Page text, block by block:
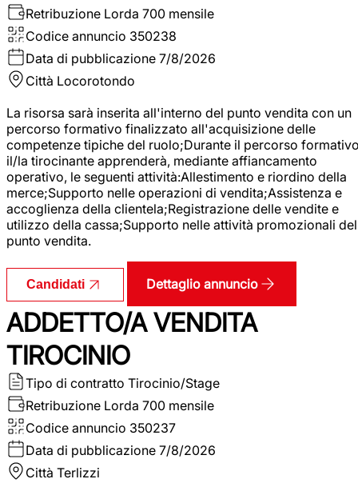
Retribuzione Lorda 700 mensile
Codice annuncio 350238
Data di pubblicazione 7/8/2026
Città Locorotondo
La risorsa sarà inserita all'interno del punto vendita con un
percorso formativo finalizzato all'acquisizione delle
competenze tipiche del ruolo;Durante il percorso
il/la tirocinante apprenderà, mediante affiancamento
operativo, le seguenti attività:Allestimento e riordino della
merce;Supporto nelle operazioni di vendita;Assistenza e
accoglienza della clientela;Registrazione delle vendite e
utilizzo della cassa;Supporto nelle attività promozionali del
punto vendita.
Candidati Dettaglio annuncio
ADDETTO/A VENDITA
TIROCINIO
Tipo di contratto Tirocinio/Stage
Retribuzione Lorda 700 mensile
Codice annuncio 350237
Data di pubblicazione 7/8/2026
Città Terlizzi